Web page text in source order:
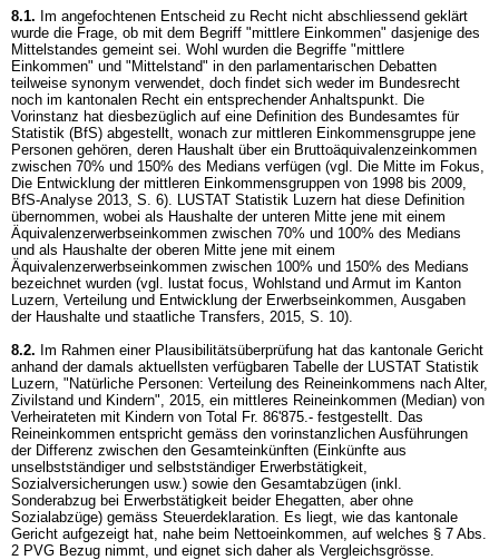
8.1. Im angefochtenen Entscheid zu Recht nicht abschliessend geklärt
wurde die Frage, ob mit dem Begriff "mittlere Einkommen" dasjenige des
Mittelstandes gemeint sei. Wohl wurden die Begriffe "mittlere
Einkommen" und "Mittelstand" in den parlamentarischen Debatten
teilweise synonym verwendet, doch findet sich weder im Bundesrecht
noch im kantonalen Recht ein entsprechender Anhaltspunkt. Die
Vorinstanz hat diesbezüglich auf eine Definition des Bundesamtes für
Statistik (BfS) abgestellt, wonach zur mittleren Einkommensgruppe jene
Personen gehören, deren Haushalt über ein Bruttoäquivalenzeinkommen
zwischen 70% und 150% des Medians verfügen (vgl. Die Mitte im Fokus,
Die Entwicklung der mittleren Einkommensgruppen von 1998 bis 2009,
BfS-Analyse 2013, S. 6). LUSTAT Statistik Luzern hat diese Definition
übernommen, wobei als Haushalte der unteren Mitte jene mit einem
Äquivalenzerwerbseinkommen zwischen 70% und 100% des Medians
und als Haushalte der oberen Mitte jene mit einem
Äquivalenzerwerbseinkommen zwischen 100% und 150% des Medians
bezeichnet wurden (vgl. lustat focus, Wohlstand und Armut im Kanton
Luzern, Verteilung und Entwicklung der Erwerbseinkommen, Ausgaben
der Haushalte und staatliche Transfers, 2015, S. 10).
8.2. Im Rahmen einer Plausibilitätsüberprüfung hat das kantonale Gericht
anhand der damals aktuellsten verfügbaren Tabelle der LUSTAT Statistik
Luzern, "Natürliche Personen: Verteilung des Reineinkommens nach Alter,
Zivilstand und Kindern", 2015, ein mittleres Reineinkommen (Median) von
Verheirateten mit Kindern von Total Fr. 86'875.- festgestellt. Das
Reineinkommen entspricht gemäss den vorinstanzlichen Ausführungen
der Differenz zwischen den Gesamteinkünften (Einkünfte aus
unselbstständiger und selbstständiger Erwerbstätigkeit,
Sozialversicherungen usw.) sowie den Gesamtabzügen (inkl.
Sonderabzug bei Erwerbstätigkeit beider Ehegatten, aber ohne
Sozialabzüge) gemäss Steuerdeklaration. Es liegt, wie das kantonale
Gericht aufgezeigt hat, nahe beim Nettoeinkommen, auf welches § 7 Abs.
2 PVG Bezug nimmt, und eignet sich daher als Vergleichsgrösse.